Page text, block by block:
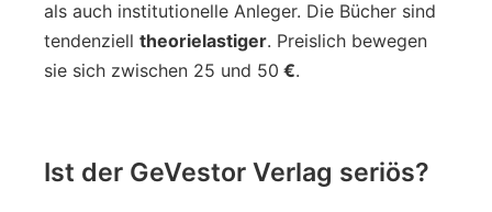
als auch institutionelle Anleger. Die Bücher sind
tendenziell theorielastiger. Preislich bewegen
sie sich zwischen 25 und 50 €.
Ist der GeVestor Verlag seriös?